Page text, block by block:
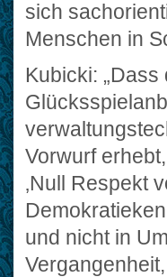
sich
Menschen in
Kubicki:
Vorwurf
‚Null Respekt
und nicht in